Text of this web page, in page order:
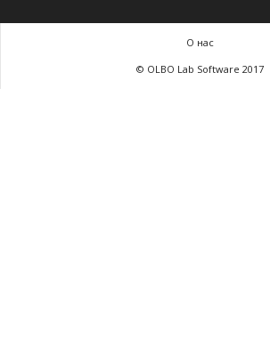
О нас
© OLBO Lab Software 2017